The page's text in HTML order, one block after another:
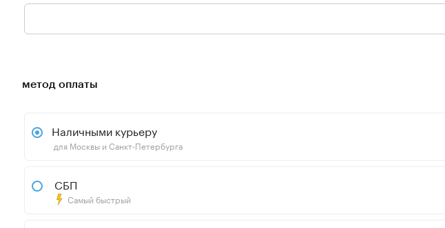
метод оплаты
Наличными курьеру
для Москвы и Санкт-Петербурга
СБП
Самый быстрый